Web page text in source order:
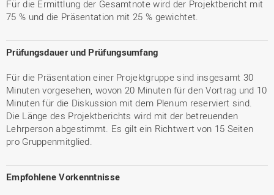
Für die Ermittlung der Gesamtnote wird der Projektbericht mit
75 % und die Präsentation mit 25 % gewichtet.
Prüfungsdauer und Prüfungsumfang
Für die Präsentation einer Projektgruppe sind insgesamt 30
Minuten vorgesehen, wovon 20 Minuten für den Vortrag und 10
Minuten für die Diskussion mit dem Plenum reserviert sind.
Die Länge des Projektberichts wird mit der betreuenden
Lehrperson abgestimmt. Es gilt ein Richtwert von 15 Seiten
pro Gruppenmitglied.
Empfohlene Vorkenntnisse